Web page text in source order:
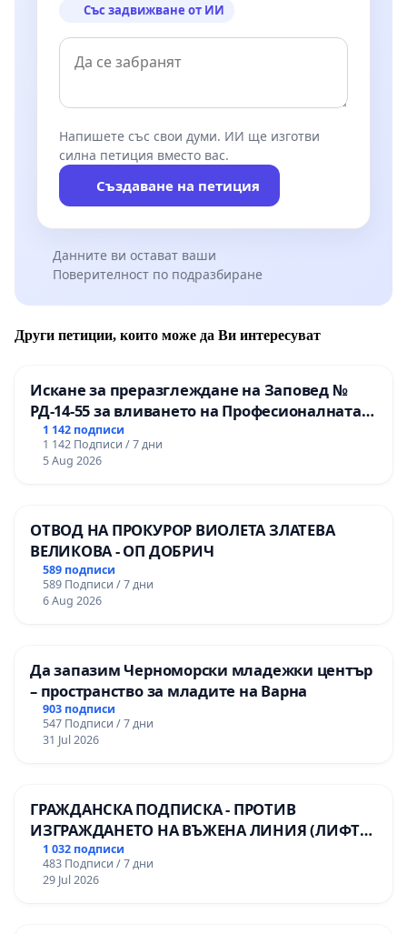
Със задвижване от ИИ
Напишете със свои думи. ИИ ще изготви
силна петиция вместо вас.
Създаване на петиция
Данните ви остават ваши
Поверителност по подразбиране
Други петиции, които може да Ви интересуват
Искане за преразглеждане на Заповед №
РД-14-55 за вливането на Професионалната
гимназия по промишлени технологии в
Професионалната гимназия по икономика и
мениджмънт – гр. Пазарджик
1 142 подписи
1 142 Подписи / 7 дни
5 Aug 2026
ОТВОД НА ПРОКУРОР ВИОЛЕТА ЗЛАТЕВА
ВЕЛИКОВА - ОП ДОБРИЧ
589 подписи
589 Подписи / 7 дни
6 Aug 2026
Да запазим Черноморски младежки център
– пространство за младите на Варна
903 подписи
547 Подписи / 7 дни
31 Jul 2026
ГРАЖДАНСКА ПОДПИСКА - ПРОТИВ
ИЗГРАЖДАНЕТО НА ВЪЖЕНА ЛИНИЯ (ЛИФТ)
НА ТЕРИТОРИЯТА НА ПРИРОДНА
ЗАБЕЛЕЖИТЕЛНОСТ „ХЪЛМ НА
ОСВОБОДИТЕЛИТЕ“ (БУНАРДЖИК)
1 032 подписи
483 Подписи / 7 дни
29 Jul 2026